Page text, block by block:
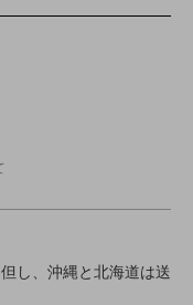
し、沖縄と北海道は送